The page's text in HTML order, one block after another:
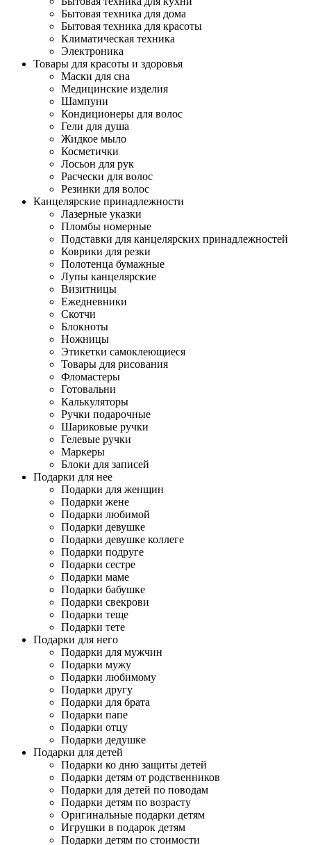
Бытовая техника для дома
Бытовая техника для красоты
Климатическая техника
Электроника
Товары для красоты и здоровья
Маски для сна
Медицинские изделия
Шампуни
Кондиционеры для волос
Гели для душа
Жидкое мыло
Косметички
Лосьон для рук
Расчески для волос
Резинки для волос
Канцелярские принадлежности
Лазерные указки
Пломбы номерные
Подставки для канцелярских принадлежностей
Коврики для резки
Полотенца бумажные
Лупы канцелярские
Визитницы
Ежедневники
Скотчи
Блокноты
Ножницы
Этикетки самоклеющиеся
Товары для рисования
Фломастеры
Готовальни
Калькуляторы
Ручки подарочные
Шариковые ручки
Гелевые ручки
Маркеры
Блоки для записей
Подарки для нее
Подарки для женщин
Подарки жене
Подарки любимой
Подарки девушке
Подарки девушке коллеге
Подарки подруге
Подарки сестре
Подарки маме
Подарки бабушке
Подарки свекрови
Подарки теще
Подарки тете
Подарки для него
Подарки для мужчин
Подарки мужу
Подарки любимому
Подарки другу
Подарки для брата
Подарки папе
Подарки отцу
Подарки дедушке
Подарки для детей
Подарки ко дню защиты детей
Подарки детям от родственников
Подарки для детей по поводам
Подарки детям по возрасту
Оригинальные подарки детям
Игрушки в подарок детям
Подарки детям по стоимости